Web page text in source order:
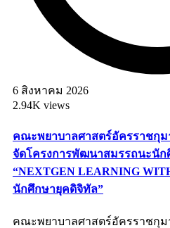
6 สิงหาคม 2026
2.94K views
คณะพยาบาลศาสตร์อัครราชกุ
จัดโครงการพัฒนาสมรรถนะนั
“NEXTGEN LEARNING
นักศึกษายุคดิจิทัล”
คณะพยาบาลศาสตร์อัครราชกุ